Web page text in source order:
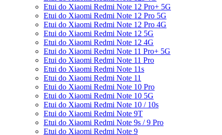
Etui do Xiaomi Redmi Note 12 Pro+ 5G
Etui do Xiaomi Redmi Note 12 Pro 5G
Etui do Xiaomi Redmi Note 12 Pro 4G
Etui do Xiaomi Redmi Note 12 5G
Etui do Xiaomi Redmi Note 12 4G
Etui do Xiaomi Redmi Note 11 Pro+ 5G
Etui do Xiaomi Redmi Note 11 Pro
Etui do Xiaomi Redmi Note 11s
Etui do Xiaomi Redmi Note 11
Etui do Xiaomi Redmi Note 10 Pro
Etui do Xiaomi Redmi Note 10 5G
Etui do Xiaomi Redmi Note 10 / 10s
Etui do Xiaomi Redmi Note 9T
Etui do Xiaomi Redmi Note 9s / 9 Pro
Etui do Xiaomi Redmi Note 9